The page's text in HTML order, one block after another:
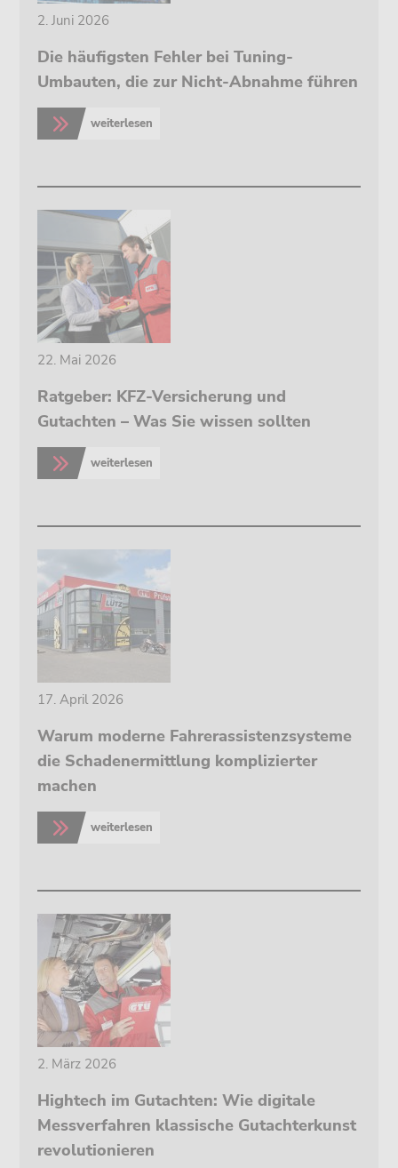
2. Juni 2026
Die häufigsten Fehler bei Tuning-
Umbauten, die zur Nicht-Abnahme führen
> weiterlesen
22. Mai 2026
Ratgeber: KFZ-Versicherung und
Gutachten – Was Sie wissen sollten
> weiterlesen
17. April 2026
Warum moderne Fahrerassistenzsysteme
die Schadenermittlung komplizierter
machen
> weiterlesen
2. März 2026
Hightech im Gutachten: Wie digitale
Messverfahren klassische Gutachterkunst
revolutionieren